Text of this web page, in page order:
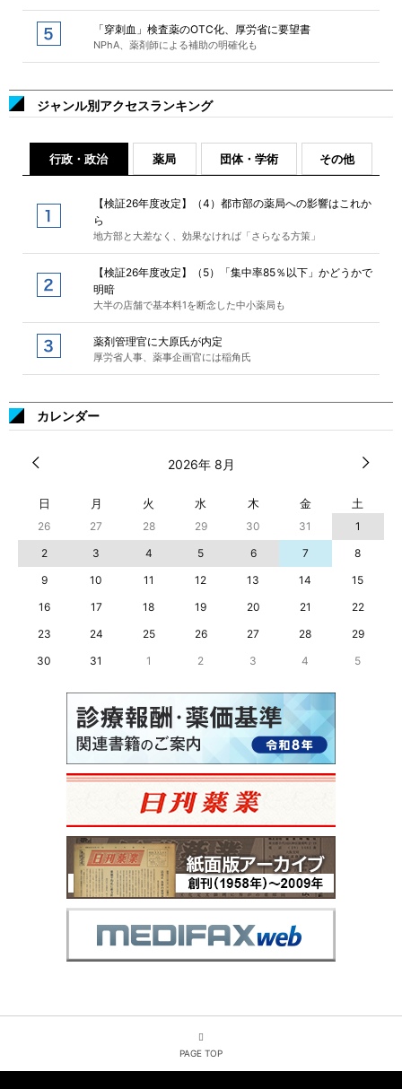
「穿刺血」検査薬のOTC化、厚労省に要望書
NPhA、薬剤師による補助の明確化も
ジャンル別アクセスランキング
行政・政治 薬局 団体・学術 その他
【検証26年度改定】（4）都市部の薬局への影響はこれか
ら
地方部と大差なく、効果なければ「さらなる方策」
【検証26年度改定】（5）「集中率85％以下」かどうかで
明暗
大半の店舗で基本料1を断念した中小薬局も
薬剤管理官に大原氏が内定
厚労省人事、薬事企画官には稲角氏
カレンダー
2026年 8月
日 月 火 水 木 金 土
26 27 28 29 30 31
1
2
3 4 5 6 7
8
9
10 11 12 13 14
15
16
17 18 19 20 21
22
23
24 25 26 27 28
29
30
31 1 2 3 4 5
PAGE TOP